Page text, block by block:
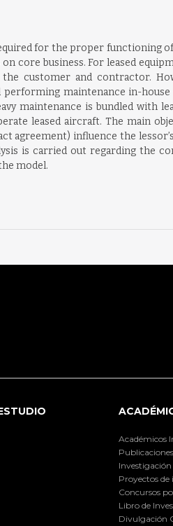
for the proper functioning
core business. For leased
customer and contractor.
maintenance in-
maintenance is bundled with
leased aircraft. The main
agreement) influence the
is carried out regarding the
model.
Académicos
Publicaciones
Proyectos
Concursos
Libro de
Divulgación